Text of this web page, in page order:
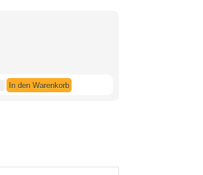
In den Warenkorb